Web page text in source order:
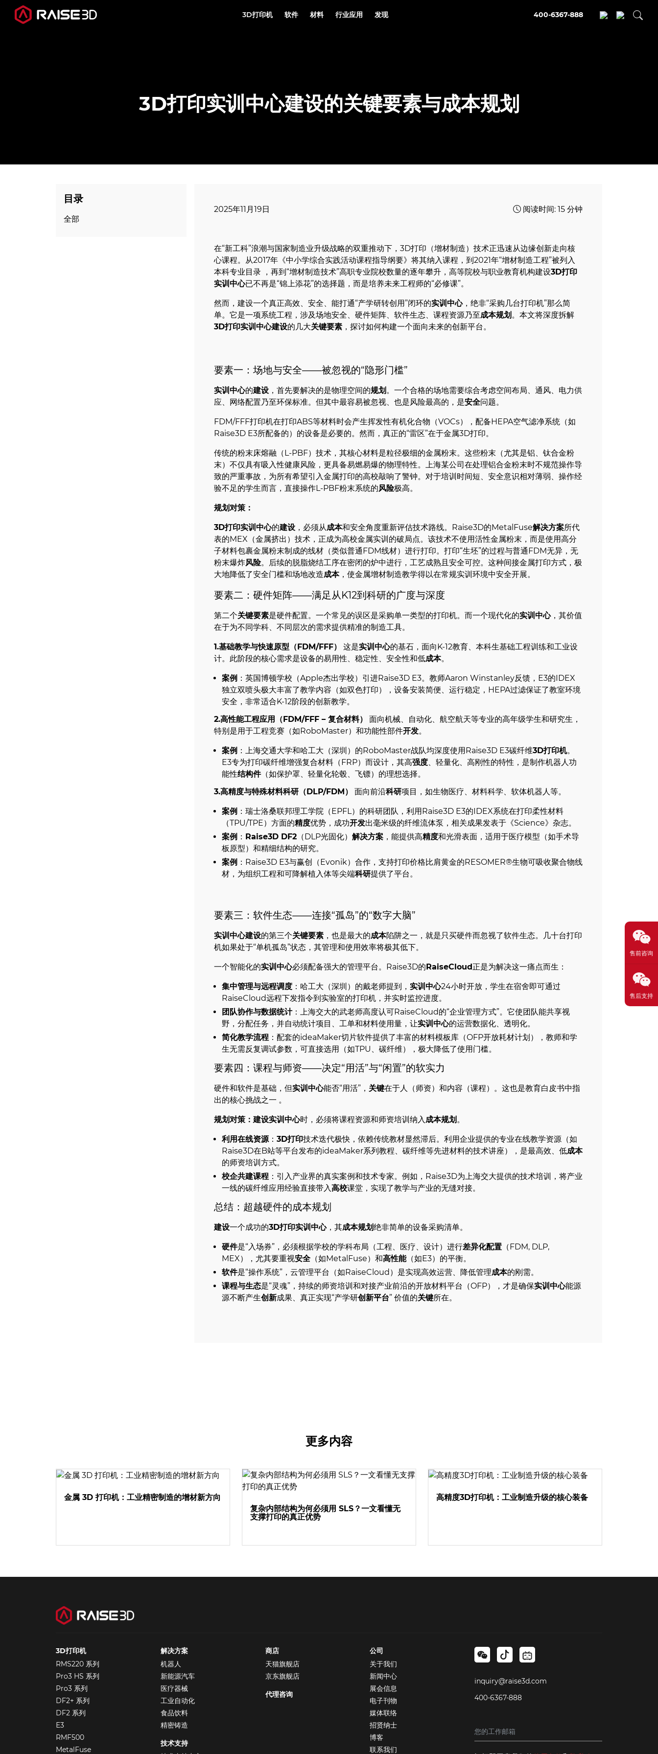
3D打印机 软件 材料 行业应用 发现 400-6367-888
3D打印实训中心建设的关键要素与成本规划
目录
全部
2025年11月19日 阅读时间: 15 分钟
在“新工科”浪潮与国家制造业升级战略的双重推动下，3D打印（增材制造）技术正迅速从边缘创新走向核
心课程。从2017年《中小学综合实践活动课程指导纲要》将其纳入课程，到2021年“增材制造工程”被列入
本科专业目录 ，再到“增材制造技术”高职专业院校数量的逐年攀升，高等院校与职业教育机构建设3D打印
实训中心已不再是“锦上添花”的选择题，而是培养未来工程师的“必修课”。
然而，建设一个真正高效、安全、能打通“产学研转创用”闭环的实训中心，绝非“采购几台打印机”那么简
单。它是一项系统工程，涉及场地安全、硬件矩阵、软件生态、课程资源乃至成本规划 。本文将深度拆解
3D打印实训中心建设的几大关键要素 ，探讨如何构建一个面向未来的创新平台。
要素一：场地与安全——被忽视的“隐形门槛”
实训中心的建设 ，首先要解决的是物理空间的规划 。一个合格的场地需要综合考虑空间布局、通风、电力供
应、网络配置乃至环保标准。但其中最容易被忽视、也是风险最高的，是安全问题。
FDM/FFF打印机在打印ABS等材料时会产生挥发性有机化合物（VOCs），配备HEPA空气滤净系统（如
Raise3D E3所配备的）的设备是必要的。然而，真正的“雷区”在于金属3D打印。
传统的粉末床熔融（L-PBF）技术，其核心材料是粒径极细的金属粉末。这些粉末（尤其是铝、钛合金粉
末）不仅具有吸入性健康风险，更具备易燃易爆的物理特性。上海某公司在处理铝合金粉末时不规范操作导
致的严重事故，为所有希望引入金属打印的高校敲响了警钟。对于培训时间短、安全意识相对薄弱、操作经
验不足的学生而言，直接操作L-PBF粉末系统的风险极高。
规划对策：
3D打印实训中心的建设 ，必须从成本和安全角度重新评估技术路线。Raise3D的MetalFuse解决方案所代
表的MEX（金属挤出）技术，正成为高校金属实训的破局点。该技术不使用活性金属粉末，而是使用高分
子材料包裹金属粉末制成的线材（类似普通FDM线材）进行打印。打印“生坯”的过程与普通FDM无异，无
粉末爆炸风险。后续的脱脂烧结工序在密闭的炉中进行，工艺成熟且安全可控。这种间接金属打印方式，极
大地降低了安全门槛和场地改造成本，使金属增材制造教学得以在常规实训环境中安全开展。
要素二：硬件矩阵——满足从K12到科研的广度与深度
第二个关键要素是硬件配置。一个常见的误区是采购单一类型的打印机。而一个现代化的实训中心，其价值
在于为不同学科、不同层次的需求提供精准的制造工具。
1.基础教学与快速原型（FDM/FFF） 这是实训中心的基石，面向K-12教育、本科生基础工程训练和工业设
计。此阶段的核心需求是设备的易用性、稳定性、安全性和低成本。
案例 ：英国博顿学校（Apple杰出学校）引进Raise3D E3。教师Aaron Winstanley反馈，E3的IDEX
独立双喷头极大丰富了教学内容（如双色打印），设备安装简便、运行稳定，HEPA过滤保证了教室环境
安全，非常适合K-12阶段的创新教学。
2.高性能工程应用（FDM/FFF – 复合材料）
面向机械、自动化、航空航天等专业的高年级学生和研究生，
特别是用于工程竞赛（如RoboMaster）和功能性部件开发。
案例 ：上海交通大学和哈工大（深圳）的RoboMaster战队均深度使用Raise3D E3碳纤维3D打印机。
E3专为打印碳纤维增强复合材料（FRP）而设计，其高强度、轻量化、高刚性的特性，是制作机器人功
能性结构件（如保护罩、轻量化轮毂、飞镖）的理想选择。
3.高精度与特殊材料科研（DLP/FDM） 面向前沿科研项目，如生物医疗、材料科学、软体机器人等。
案例 ：瑞士洛桑联邦理工学院（EPFL）的科研团队，利用Raise3D E3的IDEX系统在打印柔性材料
（TPU/TPE）方面的精度优势，成功开发出毫米级的纤维流体泵，相关成果发表于《Science》杂志。
案例 ： Raise3D DF2 （DLP光固化） 解决方案 ，能提供高精度和光滑表面，适用于医疗模型（如手术导
板原型）和精细结构的研究。
案例 ：Raise3D E3与赢创（Evonik）合作，支持打印价格比肩黄金的RESOMER®生物可吸收聚合物线
材，为组织工程和可降解植入体等尖端科研提供了平台。
要素三：软件生态——连接“孤岛”的“数字大脑”
实训中心建设的第三个关键要素 ，也是最大的成本陷阱之一，就是只买硬件而忽视了软件生态。几十台打印
机如果处于“单机孤岛”状态，其管理和使用效率将极其低下。
一个智能化的实训中心必须配备强大的管理平台。Raise3D的RaiseCloud正是为解决这一痛点而生：
集中管理与远程调度 ：哈工大（深圳）的戴老师提到， 实训中心24小时开放，学生在宿舍即可通过
RaiseCloud远程下发指令到实验室的打印机，并实时监控进度。
团队协作与数据统计：上海交大的武老师高度认可RaiseCloud的“企业管理方式”。它使团队能共享视
野，分配任务，并自动统计项目、工单和材料使用量，让实训中心的运营数据化、透明化。
简化教学流程 ：配套的ideaMaker切片软件提供了丰富的材料模板库（OFP开放耗材计划），教师和学
生无需反复调试参数，可直接选用（如TPU、碳纤维），极大降低了使用门槛。
要素四：课程与师资——决定“用活”与“闲置”的软实力
硬件和软件是基础，但实训中心能否“用活”， 关键在于人（师资）和内容（课程）。这也是教育白皮书中指
出的核心挑战之一 。
规划对策：建设实训中心时，必须将课程资源和师资培训纳入成本规划 。
利用在线资源： 3D打印技术迭代极快，依赖传统教材显然滞后。利用企业提供的专业在线教学资源（如
Raise3D在B站等平台发布的ideaMaker系列教程、碳纤维等先进材料的技术讲座），是最高效、低成本
的师资培训方式。
校企共建课程 ：引入产业界的真实案例和技术专家。例如，Raise3D为上海交大提供的技术培训，将产业
一线的碳纤维应用经验直接带入高校课堂，实现了教学与产业的无缝对接。
总结：超越硬件的成本规划
建设一个成功的3D打印实训中心，其成本规划绝非简单的设备采购清单。
硬件是“入场券”，必须根据学校的学科布局（工程、医疗、设计）进行差异化配置 （FDM, DLP,
MEX），尤其要重视安全 （如MetalFuse）和高性能（如E3）的平衡。
软件是“操作系统”，云管理平台（如RaiseCloud）是实现高效运营、降低管理成本的刚需。
课程与生态是“灵魂”，持续的师资培训和对接产业前沿的开放材料平台（OFP），才是确保实训中心能源
源不断产生创新成果、真正实现“产学研创新平台” 价值的关键所在。
更多内容
金属 3D 打印机：工业精密制造的增材新方向
复杂内部结构为何必须用 SLS？一文看懂无
支撑打印的真正优势
高精度3D打印机：工业制造升级的核心装备
3D打印机
RMS220 系列
Pro3 HS 系列
Pro3 系列
DF2+ 系列
DF2 系列
E3
RMF500
MetalFuse
解决方案
机器人
新能源汽车
医疗器械
工业自动化
食品饮料
精密铸造
技术支持
商店
天猫旗舰店
京东旗舰店
代理咨询
公司
关于我们
新闻中心
展会信息
电子刊物
媒体联络
招贤纳士
博客
联系我们
inquiry@raise3d.com
400-6367-888
售前咨询
售后支持